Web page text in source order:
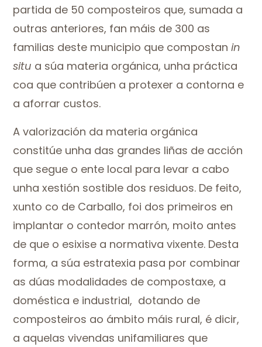
partida de 50 composteiros que, sumada a
outras anteriores, fan máis de 300 as
familias deste municipio que compostanin
situ a súa materia orgánica, unha práctica
coa que contribúen a protexer a contorna e
a aforrar custos.
A valorización da materia orgánica
constitúe unha das grandes liñas de acción
que segue o ente local para levar a cabo
unha xestión sostible dos residuos. De feito,
xunto co de Carballo, foi dos primeiros en
implantar o contedor marrón, moito antes
de que o esixise a normativa vixente. Desta
forma, a súa estratexia pasa por combinar
as dúas modalidades de compostaxe, a
doméstica e industrial, dotando de
composteiros ao ámbito máis rural, é dicir,
a aquelas vivendas unifamiliares que